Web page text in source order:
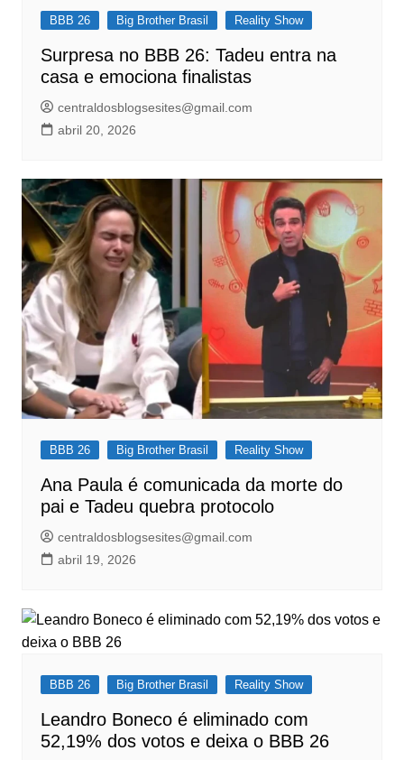
BBB 26 Big Brother Brasil Reality Show
Surpresa no BBB 26: Tadeu entra na
casa e emociona finalistas
centraldosblogsesites@gmail.com
abril 20, 2026
BBB 26 Big Brother Brasil Reality Show
Ana Paula é comunicada da morte do
pai e Tadeu quebra protocolo
centraldosblogsesites@gmail.com
abril 19, 2026
BBB 26 Big Brother Brasil Reality Show
Leandro Boneco é eliminado com
52,19% dos votos e deixa o BBB 26